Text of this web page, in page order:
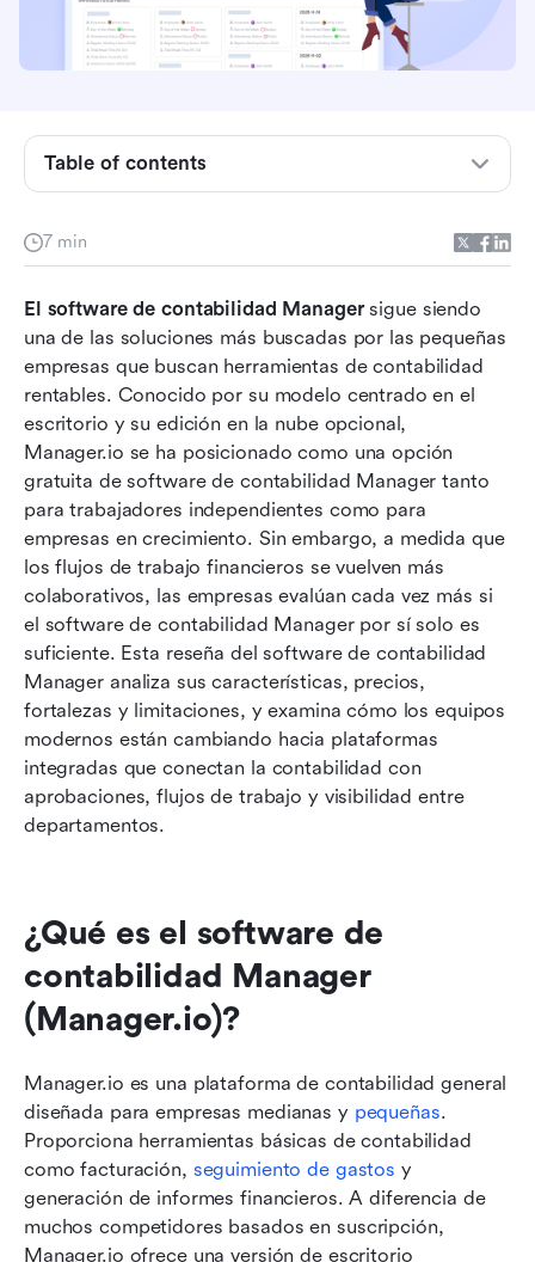
7 min
El software de contabilidad Manager sigue siendo
una de las soluciones más buscadas por las pequeñas
empresas que buscan herramientas de contabilidad
rentables. Conocido por su modelo centrado en el
escritorio y su edición en la nube opcional,
Manager.io se ha posicionado como una opción
gratuita de software de contabilidad Manager tanto
para trabajadores independientes como para
empresas en crecimiento. Sin embargo, a medida que
los flujos de trabajo financieros se vuelven más
colaborativos, las empresas evalúan cada vez más si
el software de contabilidad Manager por sí solo es
suficiente. Esta reseña del software de contabilidad
Manager analiza sus características, precios,
fortalezas y limitaciones, y examina cómo los equipos
modernos están cambiando hacia plataformas
integradas que conectan la contabilidad con
aprobaciones, flujos de trabajo y visibilidad entre
departamentos.
¿Qué es el software de
contabilidad Manager
(Manager.io)?
Manager.io es una plataforma de contabilidad general
diseñada para empresas medianas y pequeñas.
Proporciona herramientas básicas de contabilidad
como facturación, seguimiento de gastos y
generación de informes financieros. A diferencia de
muchos competidores basados en suscripción,
Manager.io ofrece una versión de escritorio
Table of contents
5 funciones principales de Manager.io
contables cotidianos
Manager.io
Evaluación de la experiencia del usuario y de la
interfaz
Ventajas del software de contabilidad Manager
Contras y limitaciones a considerar
¿Quién debería buscar alternativas a
Manager.io?
Alternativa inteligente: Prueba Lark para
incorporar un trabajo en equipo eficiente a la
contabilidad
Manager.io vs Lark: ¿Cuál deberías elegir?
Conclusión
Preguntas frecuentes